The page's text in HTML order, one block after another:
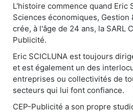
L'histoire commence quand Eric
Sciences économiques, Gestion
crée, à l'âge de 24 ans, la SARL
Publicité.
Eric SCICLUNA est toujours
et est également un des
entreprises ou collectivités de
secteurs qui lui font confiance.
CEP-Publicité a son propre